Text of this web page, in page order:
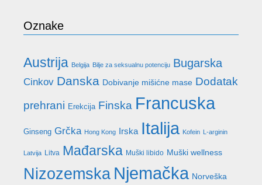
Oznake
Austrija Belgija Bilje za seksualnu potenciju Bugarska
Cinkov Danska Dobivanje mišićne mase Dodatak
prehrani Erekcija Finska Francuska
Ginseng Grčka Hong Kong Irska Italija Kofein L-arginin
Latvija Litva Mađarska Muški libido Muški wellness
Nizozemska Njemačka Norveška